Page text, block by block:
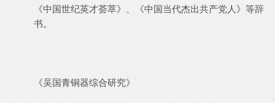
《中国世纪英才荟萃》、《中国当代杰出共产党人》等辞
书。
《吴国青铜器综合研究》